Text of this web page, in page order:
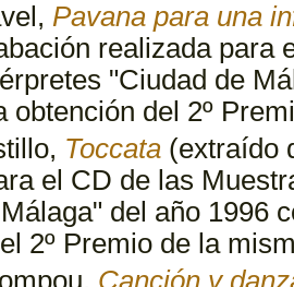
Pavana para una
realizada para
"Ciudad de
obtención del 2º
Toccata (extraído
el CD de las
del año 1996
2º Premio de la
Canción y